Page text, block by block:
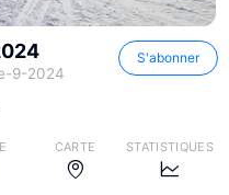
9-2024
S'abonner
CARTE STATISTIQUES